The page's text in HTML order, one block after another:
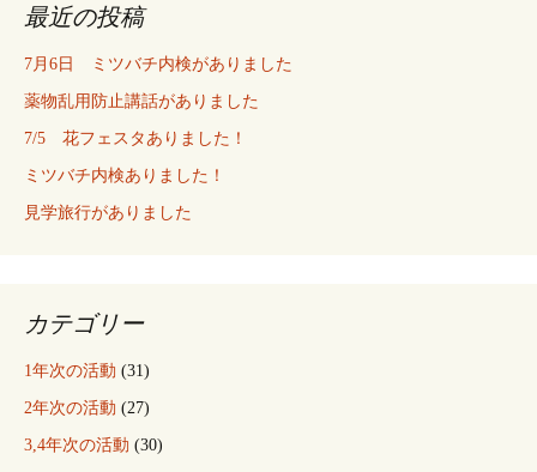
ビ
ゲ
ー
ョ
ン
最近の投稿
7月6日 ミツバチ内検がありました
薬物乱用防止講話がありました
7/5 花フェスタありました！
ミツバチ内検ありました！
見学旅行がありました
カテゴリー
1年次の活動 (31)
2年次の活動 (27)
3,4年次の活動 (30)